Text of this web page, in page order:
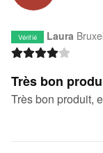
Vérifié Laura
Très bon
Très bon produit,